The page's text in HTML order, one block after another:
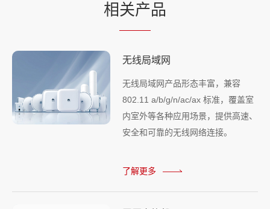
相关产品
无线局域网
无线局域网产品形态丰富，兼容
802.11 a/b/g/n/ac/ax 标准，覆盖室
内室外等各种应用场景，提供高速、
安全和可靠的无线网络连接。
了解更多